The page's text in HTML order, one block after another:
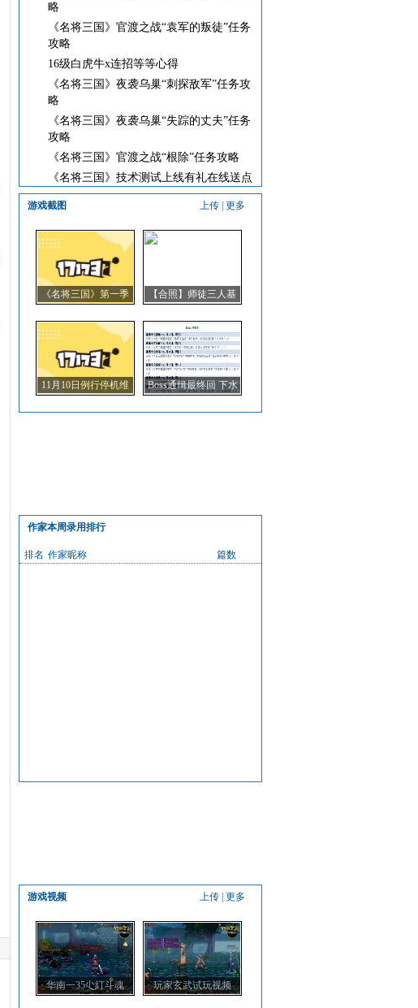
略
《名将三国》官渡之战“袁军的叛徒”任务
攻略
16级白虎牛x连招等等心得
《名将三国》夜袭乌巢“刺探敌军”任务攻
略
《名将三国》夜袭乌巢“失踪的丈夫”任务
攻略
《名将三国》官渡之战“根除”任务攻略
《名将三国》技术测试上线有礼在线送点
上传 更多
游戏截图
《名将三国》第一季
【合照】师徒三人基
11月10日例行停机维
Boss通缉最终回 下水
作家本周录用排行
篇数
排名 作家昵称
上传 更多
游戏视频
华南一35尐糽斗魂 玩家玄武试玩视频